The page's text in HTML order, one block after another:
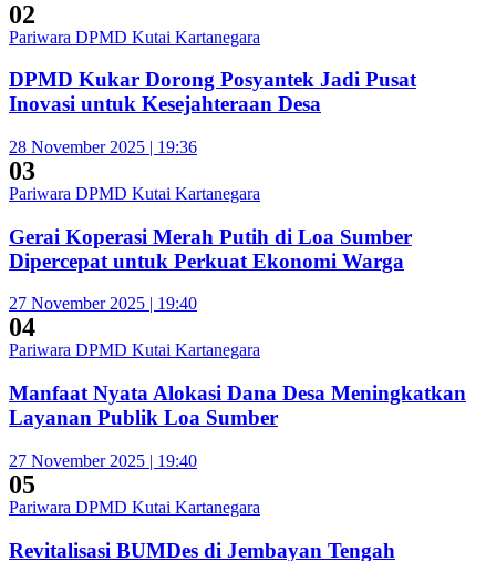
02
Pariwara DPMD Kutai Kartanegara
DPMD Kukar Dorong Posyantek Jadi Pusat
Inovasi untuk Kesejahteraan Desa
28 November 2025 | 19:36
03
Pariwara DPMD Kutai Kartanegara
Gerai Koperasi Merah Putih di Loa Sumber
Dipercepat untuk Perkuat Ekonomi Warga
27 November 2025 | 19:40
04
Pariwara DPMD Kutai Kartanegara
Manfaat Nyata Alokasi Dana Desa Meningkatkan
Layanan Publik Loa Sumber
27 November 2025 | 19:40
05
Pariwara DPMD Kutai Kartanegara
Revitalisasi BUMDes di Jembayan Tengah